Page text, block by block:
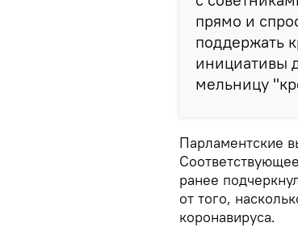
прямо и
поддержать
инициативы
мельницу
Парламентские
ранее
от того,
коронавируса.